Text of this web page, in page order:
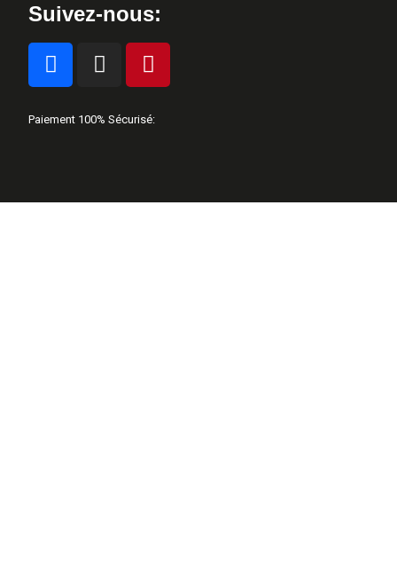
Suivez-nous:
Paiement 100% Sécurisé: